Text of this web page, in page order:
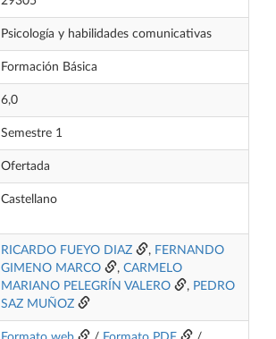
Psicología y habilidades comunicativas
Formación Básica
6,0
Semestre 1
Ofertada
Castellano
RICARDO FUEYO DIAZ , FERNANDO
GIMENO MARCO
, CARMELO
MARIANO PELEGRÍN VALERO
, PEDRO
SAZ MUÑOZ